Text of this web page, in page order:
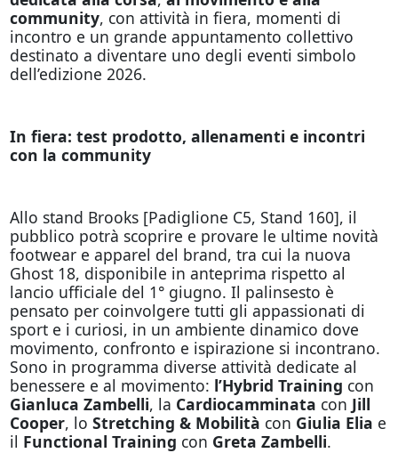
community, con attività in fiera, momenti di
incontro e un grande appuntamento collettivo
destinato a diventare uno degli eventi simbolo
dell’edizione 2026.
In fiera: test prodotto, allenamenti e incontri
con la community
Allo stand Brooks [Padiglione C5, Stand 160], il
pubblico potrà scoprire e provare le ultime novità
footwear e apparel del brand, tra cui la nuova
Ghost 18, disponibile in anteprima rispetto al
lancio ufficiale del 1° giugno. Il palinsesto è
pensato per coinvolgere tutti gli appassionati di
sport e i curiosi, in un ambiente dinamico dove
movimento, confronto e ispirazione si incontrano.
Sono in programma diverse attività dedicate al
benessere e al movimento: l’Hybrid Training con
Gianluca Zambelli, la Cardiocamminata con Jill
Cooper, lo Stretching & Mobilità con Giulia Elia e
il Functional Training con Greta Zambelli.